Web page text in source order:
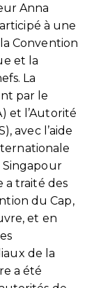
Anna
à une
Convention
et la
La
par le
et l’Autorité
avec l’aide
Singapour
a traité des
du Cap,
et en
de la
a été